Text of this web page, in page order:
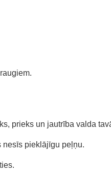
prieks un jautrība valda
nesīs pieklājīgu peļņu.